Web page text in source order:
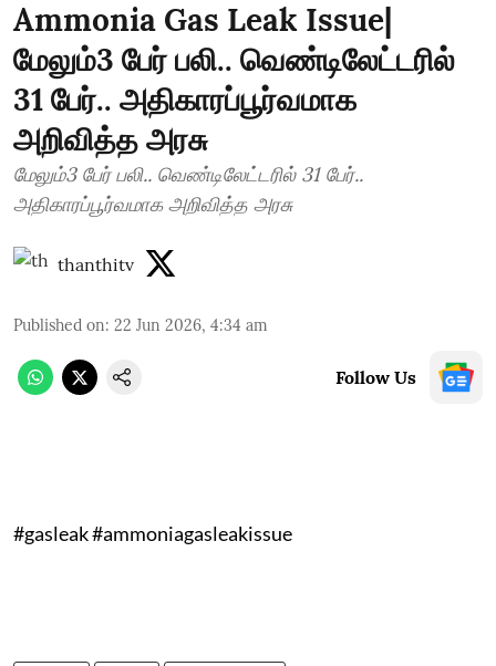
Ammonia Gas Leak Issue|
மேலும்3 பேர் பலி.. வெண்டிலேட்டரில்
31 பேர்.. அதிகாரப்பூர்வமாக
அறிவித்த அரசு
மேலும்3 பேர் பலி.. வெண்டிலேட்டரில் 31 பேர்..
அதிகாரப்பூர்வமாக அறிவித்த அரசு
thanthitv
Published on: 22 Jun 2026, 4:34 am
Follow Us
#gasleak #ammoniagasleakissue